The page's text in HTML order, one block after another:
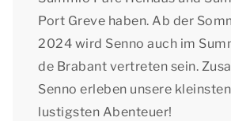
Port Greve haben. Ab der
2024 wird Senno auch im
de Brabant vertreten sein.
Senno erleben unsere
lustigsten Abenteuer!